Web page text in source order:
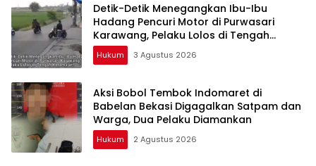
Detik-Detik Menegangkan Ibu-Ibu
Hadang Pencuri Motor di Purwasari
Karawang, Pelaku Lolos di Tengah
Keramaian!
Hukum 3 Agustus 2026
Aksi Bobol Tembok Indomaret di
Babelan Bekasi Digagalkan Satpam dan
Warga, Dua Pelaku Diamankan
Hukum 2 Agustus 2026